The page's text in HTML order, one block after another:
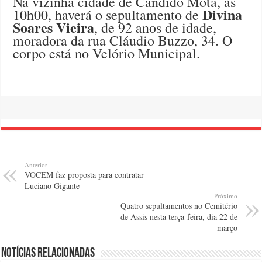
10h00, haverá o sepultamento deDivina
Soares Vieira, de 92 anos de idade,
moradora da rua Cláudio Buzzo, 34. O
corpo está no Velório Municipal.
Anterior
VOCEM faz proposta para contratar
Luciano Gigante
Próximo
Quatro sepultamentos no Cemitério
de Assis nesta terça-feira, dia 22 de
março
Notícias relacionadas